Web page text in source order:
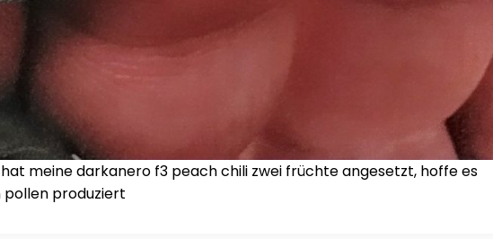
meine darkanero f3 peach chili zwei früchte angesetzt, hoffe es
pollen produziert